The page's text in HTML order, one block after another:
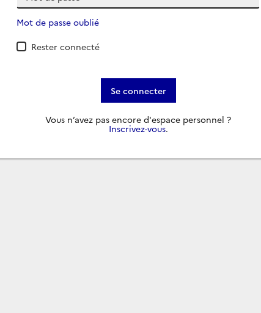
Mot de passe oublié
Rester connecté
Se connecter
Vous n’avez pas encore d'espace personnel ?
Inscrivez-vous.